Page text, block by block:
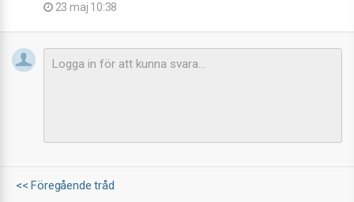
23 maj 10:38
<< Föregående tråd